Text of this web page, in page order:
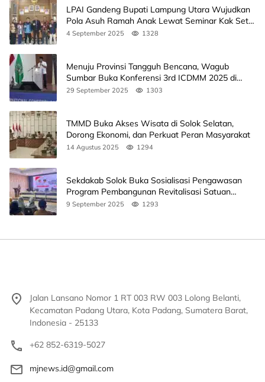
LPAI Gandeng Bupati Lampung Utara Wujudkan
Pola Asuh Ramah Anak Lewat Seminar Kak Seto,
Ini Jadwalnya
4 September 2025 1328
Menuju Provinsi Tangguh Bencana, Wagub
Sumbar Buka Konferensi 3rd ICDMM 2025 di
Unand
29 September 2025 1303
TMMD Buka Akses Wisata di Solok Selatan,
Dorong Ekonomi, dan Perkuat Peran Masyarakat
14 Agustus 2025 1294
Sekdakab Solok Buka Sosialisasi Pengawasan
Program Pembangunan Revitalisasi Satuan
Pendidikan
9 September 2025 1293
Jalan Lansano Nomor 1 RT 003 RW 003 Lolong Belanti,
Kecamatan Padang Utara, Kota Padang, Sumatera Barat,
Indonesia - 25133
+62 852-6319-5027
mjnews.id@gmail.com